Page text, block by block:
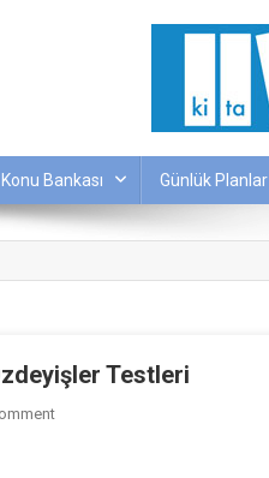
Bankası Günlük Planlar
Testleri
On